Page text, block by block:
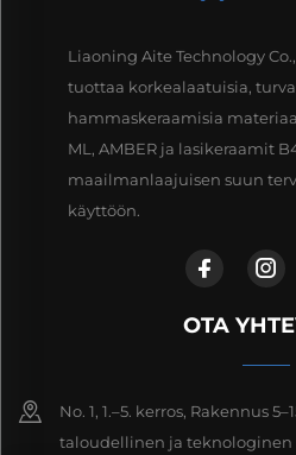
Liaoning Aite Technology
tuottaa korkealaatuisia,
hammaskeraamisia
ML, AMBER ja lasikeraamit
maailmanlaajuisen suun
käyttöön.
OTA
No. 1, 1.–5. kerros, Rakennus
taloudellinen ja teknologinen